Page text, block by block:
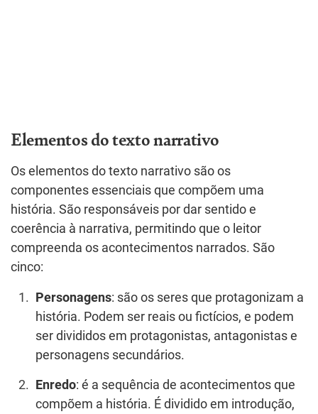
Elementos do texto narrativo
Os elementos do texto narrativo são os
componentes essenciais que compõem uma
história. São responsáveis por dar sentido e
coerência à narrativa, permitindo que o leitor
compreenda os acontecimentos narrados. São
cinco:
Personagens: são os seres que protagonizam a
história. Podem ser reais ou fictícios, e podem
ser divididos em protagonistas, antagonistas e
personagens secundários.
Enredo: é a sequência de acontecimentos que
compõem a história. É dividido em introdução,